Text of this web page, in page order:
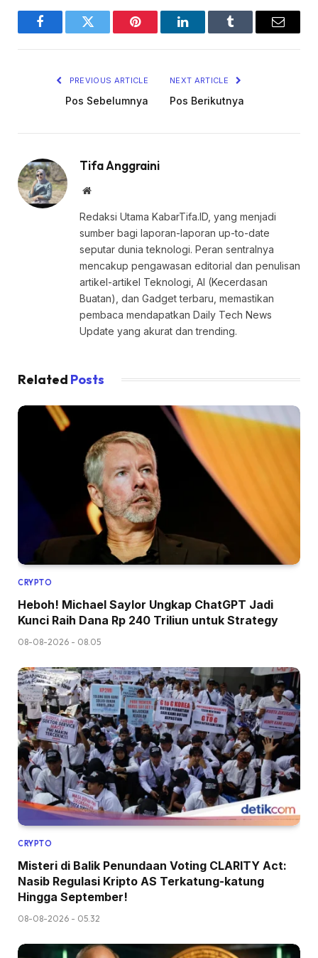
FacebookTwitter Pinterest LinkedInTumblr Email
PREVIOUS ARTICLE
Pos Sebelumnya
NEXT ARTICLE
Pos Berikutnya
Tifa Anggraini
Website
Redaksi Utama KabarTifa.ID, yang menjadi
sumber bagi laporan-laporan up-to-date
seputar dunia teknologi. Peran sentralnya
mencakup pengawasan editorial dan penulisan
artikel-artikel Teknologi, AI (Kecerdasan
Buatan), dan Gadget terbaru, memastikan
pembaca mendapatkan Daily Tech News
Update yang akurat dan trending.
Related Posts
CRYPTO
Heboh! Michael Saylor Ungkap ChatGPT Jadi
Kunci Raih Dana Rp 240 Triliun untuk Strategy
08-08-2026 - 08.05
CRYPTO
Misteri di Balik Penundaan Voting CLARITY Act:
Nasib Regulasi Kripto AS Terkatung-katung
Hingga September!
08-08-2026 - 05.32